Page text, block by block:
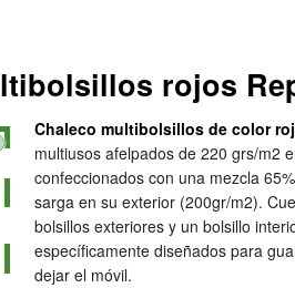
rojos
Chaleco multibolsillos de color
multiusos afelpados de 220 grs/m2
confeccionados con una mezcla
sarga en su exterior (200gr/m2).
bolsillos exteriores y un bolsillo
específicamente diseñados para
dejar el móvil.